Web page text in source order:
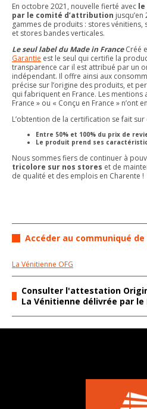
En octobre 2021, nouvelle fierté avec
par le comité d’attribution
gammes de produits : stores
et stores bandes verticales.
Le seul label du Made in FranceCréé
Garantie est le seul qui certifie la
transparence car il est attribué par un
indépendant. Il offre ainsi aux
précise sur l’origine des produits, et
qui fabriquent en France. Les
France » ou « Conçu en France » n’ont
L’obtention de la certification se fait
Entre 50% et 100% du prix de
Le produit prend ses
Nous sommes fiers de continuer à
tricolore sur nos stores et de
de qualité et des emplois en Charente !
Accéder au communiqué de
La Vénitienne OFG
Consulter l'attestation
La Vénitienne délivrée par le